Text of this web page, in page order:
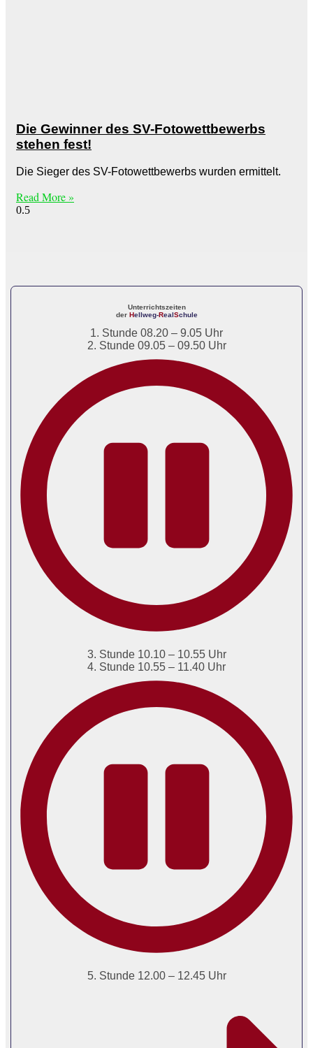
Die Gewinner des SV-Fotowettbewerbs
stehen fest!
Die Sieger des SV-Fotowettbewerbs wurden ermittelt.
Read More »
Unterrichtszeiten
der Hellweg-RealSchule
1. Stunde 08.20 – 9.05 Uhr
2. Stunde 09.05 – 09.50 Uhr
3. Stunde 10.10 – 10.55 Uhr
4. Stunde 10.55 – 11.40 Uhr
5. Stunde 12.00 – 12.45 Uhr